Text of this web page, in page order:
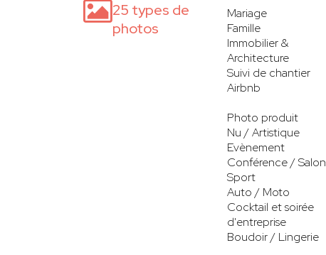
25 types de
photos
Mariage
Famille
Immobilier &
Architecture
Suivi de chantier
Airbnb
Photo produit
Nu / Artistique
Evènement
Conférence / Salon
Sport
Auto / Moto
Cocktail et soirée
d'entreprise
Boudoir / Lingerie